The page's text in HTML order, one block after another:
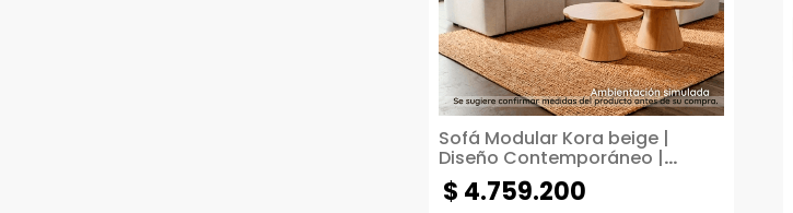
Sofá Modular Kora beige |
Diseño Contemporáneo |
Fábricas Unidas
$ 4.759.200